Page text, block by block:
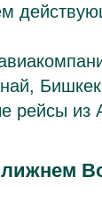
рейсы из